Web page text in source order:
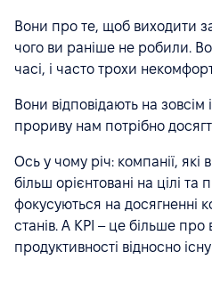
Вони про те, щоб виходити
чого ви раніше не робили.
часі, і часто трохи
Вони відповідають на
прориву нам потрібно
Ось у чому річ: компанії, які
більш орієнтовані на цілі та
фокусуються на досягненні
станів. А KPI – це більше
продуктивності відносно